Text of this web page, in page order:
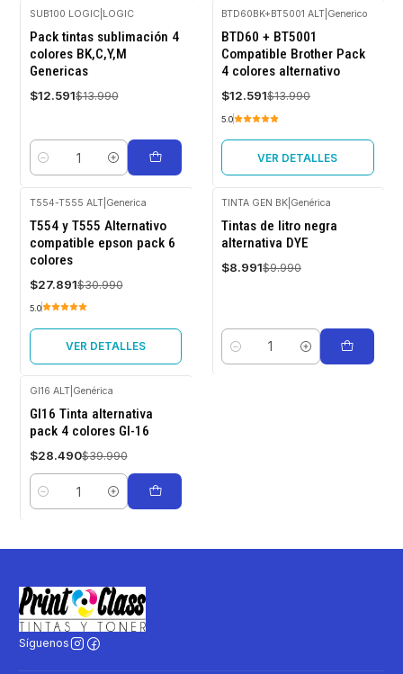
-10%
OFF
SUB100 LOGIC| LOGIC
Pack tintas sublimación 4
colores BK,C,Y,M
Genericas
$12.591$13.990
Cantidad
-10%
OFF
Agotado
BTD60BK+BT5001 ALT Generico
BTD60 + BT5001
Compatible Brother Pack
4 colores alternativo
$12.591$13.990
5.0
VER DETALLES
-10%
OFF
Agotado
T554-T555 ALT| Generica
T554 y T555 Alternativo
compatible epson pack 6
colores
$27.891$30.990
5.0
VER DETALLES
-10%
OFF
TINTA GEN BK Genérica
Tintas de litro negra
alternativa DYE
$8.991$9.990
Cantidad
-29%
OFF
GI16 ALT| Genérica
GI16 Tinta alternativa
pack 4 colores GI-16
$28.490$39.990
Cantidad
Síguenos